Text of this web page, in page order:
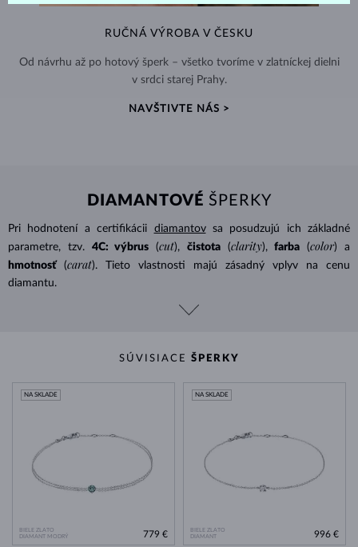
RUČNÁ VÝROBA V ČESKU
Od návrhu až po hotový šperk – všetko tvoríme v zlatníckej dielni
v srdci starej Prahy.
NAVŠTIVTE NÁS >
DIAMANTOVÉ ŠPERKY
Pri hodnotení a certifikácii diamantovsa posudzujú ich základné
parametre, tzv.
4C: výbrus (cut), čistota (clarity), farba (color) a
hmotnosť
(carat). Tieto vlastnosti majú zásadný vplyv na cenu
diamantu.
SÚVISIACE ŠPERKY
BIELE ZLATO
DIAMANT MODRÝ
NA SKLADE
779 €
BIELE ZLATO
DIAMANT
NA SKLADE
996 €